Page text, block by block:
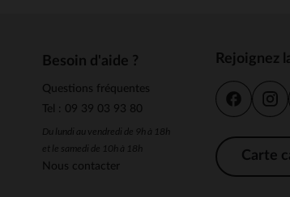
Besoin d'aide ?
Questions fréquentes
Tel : 09 39 03 93 80
Du lundi au vendredi de 9h à 18h
et le samedi de 10h à 18h
Nous contacter
Rejoignez
Carte